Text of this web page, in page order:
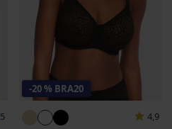
5
-20 % BRA20
4,9